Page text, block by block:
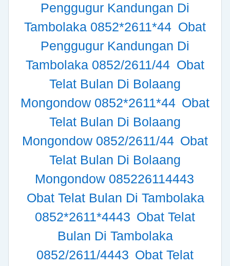
Penggugur Kandungan Di
Tambolaka 0852*2611*44 Obat
Penggugur Kandungan Di
Tambolaka 0852/2611/44 Obat
Telat Bulan Di Bolaang
Mongondow 0852*2611*44 Obat
Telat Bulan Di Bolaang
Mongondow 0852/2611/44 Obat
Telat Bulan Di Bolaang
Mongondow 085226114443
Obat Telat Bulan Di Tambolaka
0852*2611*4443 Obat Telat
Bulan Di Tambolaka
0852/2611/4443 Obat Telat